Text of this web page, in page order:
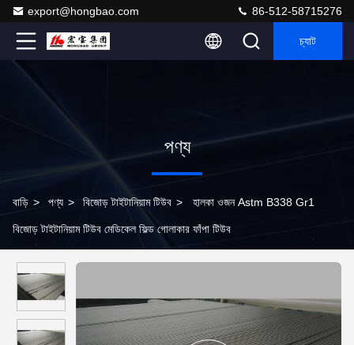
export@hongbao.com 86-512-58715276
চ্যাট
পণ্য
বাড়ি > পণ্য > বিজোড় টাইটানিয়াম টিউব > হালকা ওজন Astm B338 Gr1
বিজোড় টাইটানিয়াম টিউব মেডিকেল ফিল্ড গোলাকার ফাঁপা টিউব